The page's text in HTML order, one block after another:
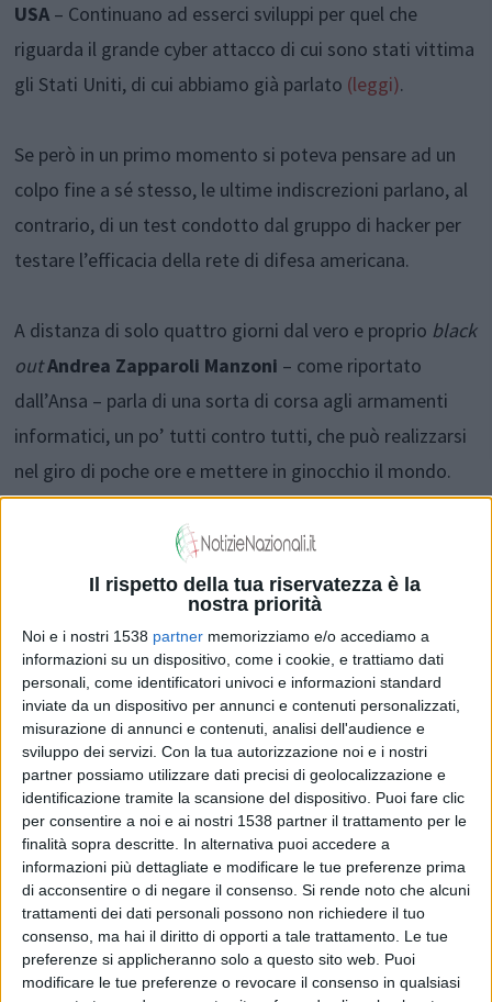
Il rispetto della tua riservatezza è la
nostra priorità
Noi e i nostri 1538 partner memorizziamo e/o accediamo a
informazioni su un dispositivo, come i cookie, e trattiamo dati
personali, come identificatori univoci e informazioni standard
inviate da un dispositivo per annunci e contenuti personalizzati,
misurazione di annunci e contenuti, analisi dell'audience e
sviluppo dei servizi. Con la tua autorizzazione noi e i nostri
partner possiamo utilizzare dati precisi di geolocalizzazione e
identificazione tramite la scansione del dispositivo. Puoi fare clic
per consentire a noi e ai nostri 1538 partner il trattamento per le
finalità sopra descritte. In alternativa puoi accedere a
informazioni più dettagliate e modificare le tue preferenze prima
di acconsentire o di negare il consenso. Si rende noto che alcuni
trattamenti dei dati personali possono non richiedere il tuo
consenso, ma hai il diritto di opporti a tale trattamento. Le tue
preferenze si applicheranno solo a questo sito web. Puoi
modificare le tue preferenze o revocare il consenso in qualsiasi
USA – Continuano ad esserci sviluppi per quel che
riguarda il grande cyber attacco di cui sono stati vittima
gli Stati Uniti, di cui abbiamo già parlato (leggi).
Se però in un primo momento si poteva pensare ad un
colpo fine a sé stesso, le ultime indiscrezioni parlano, al
contrario, di un test condotto dal gruppo di hacker per
testare l’efficacia della rete di difesa americana.
A distanza di solo quattro giorni dal vero e proprio black
outAndrea Zapparoli Manzoni – come riportato
dall’Ansa – parla di una sorta di corsa agli armamenti
informatici, un po’ tutti contro tutti, che può realizzarsi
nel giro di poche ore e mettere in ginocchio il mondo.
Inoltre, continua l’esperto di sicurezza informatica, le
rivendicazioni raccolte finora non sono attendibili.
Sempre Manzoni ha spiegato all’Ansa che si tratta di una
situazione di sottovalutazione della sicurezza, giacché
gli hacker hanno preso di mira quella branca di internet
sviluppata per lo più in modo autonomo dagli utenti
senza regolamentazioni stringenti e che ha portato alla
produzione di dispositivi a basso costo e difficilmente
riparabili. A confermare questa affermazione c’è inoltre
il fatto che i dispositivi colpiti dall’attacco siano ancora
tutti nelle medesime situazioni senza che nessuno si
stia occupando di risistemarli.